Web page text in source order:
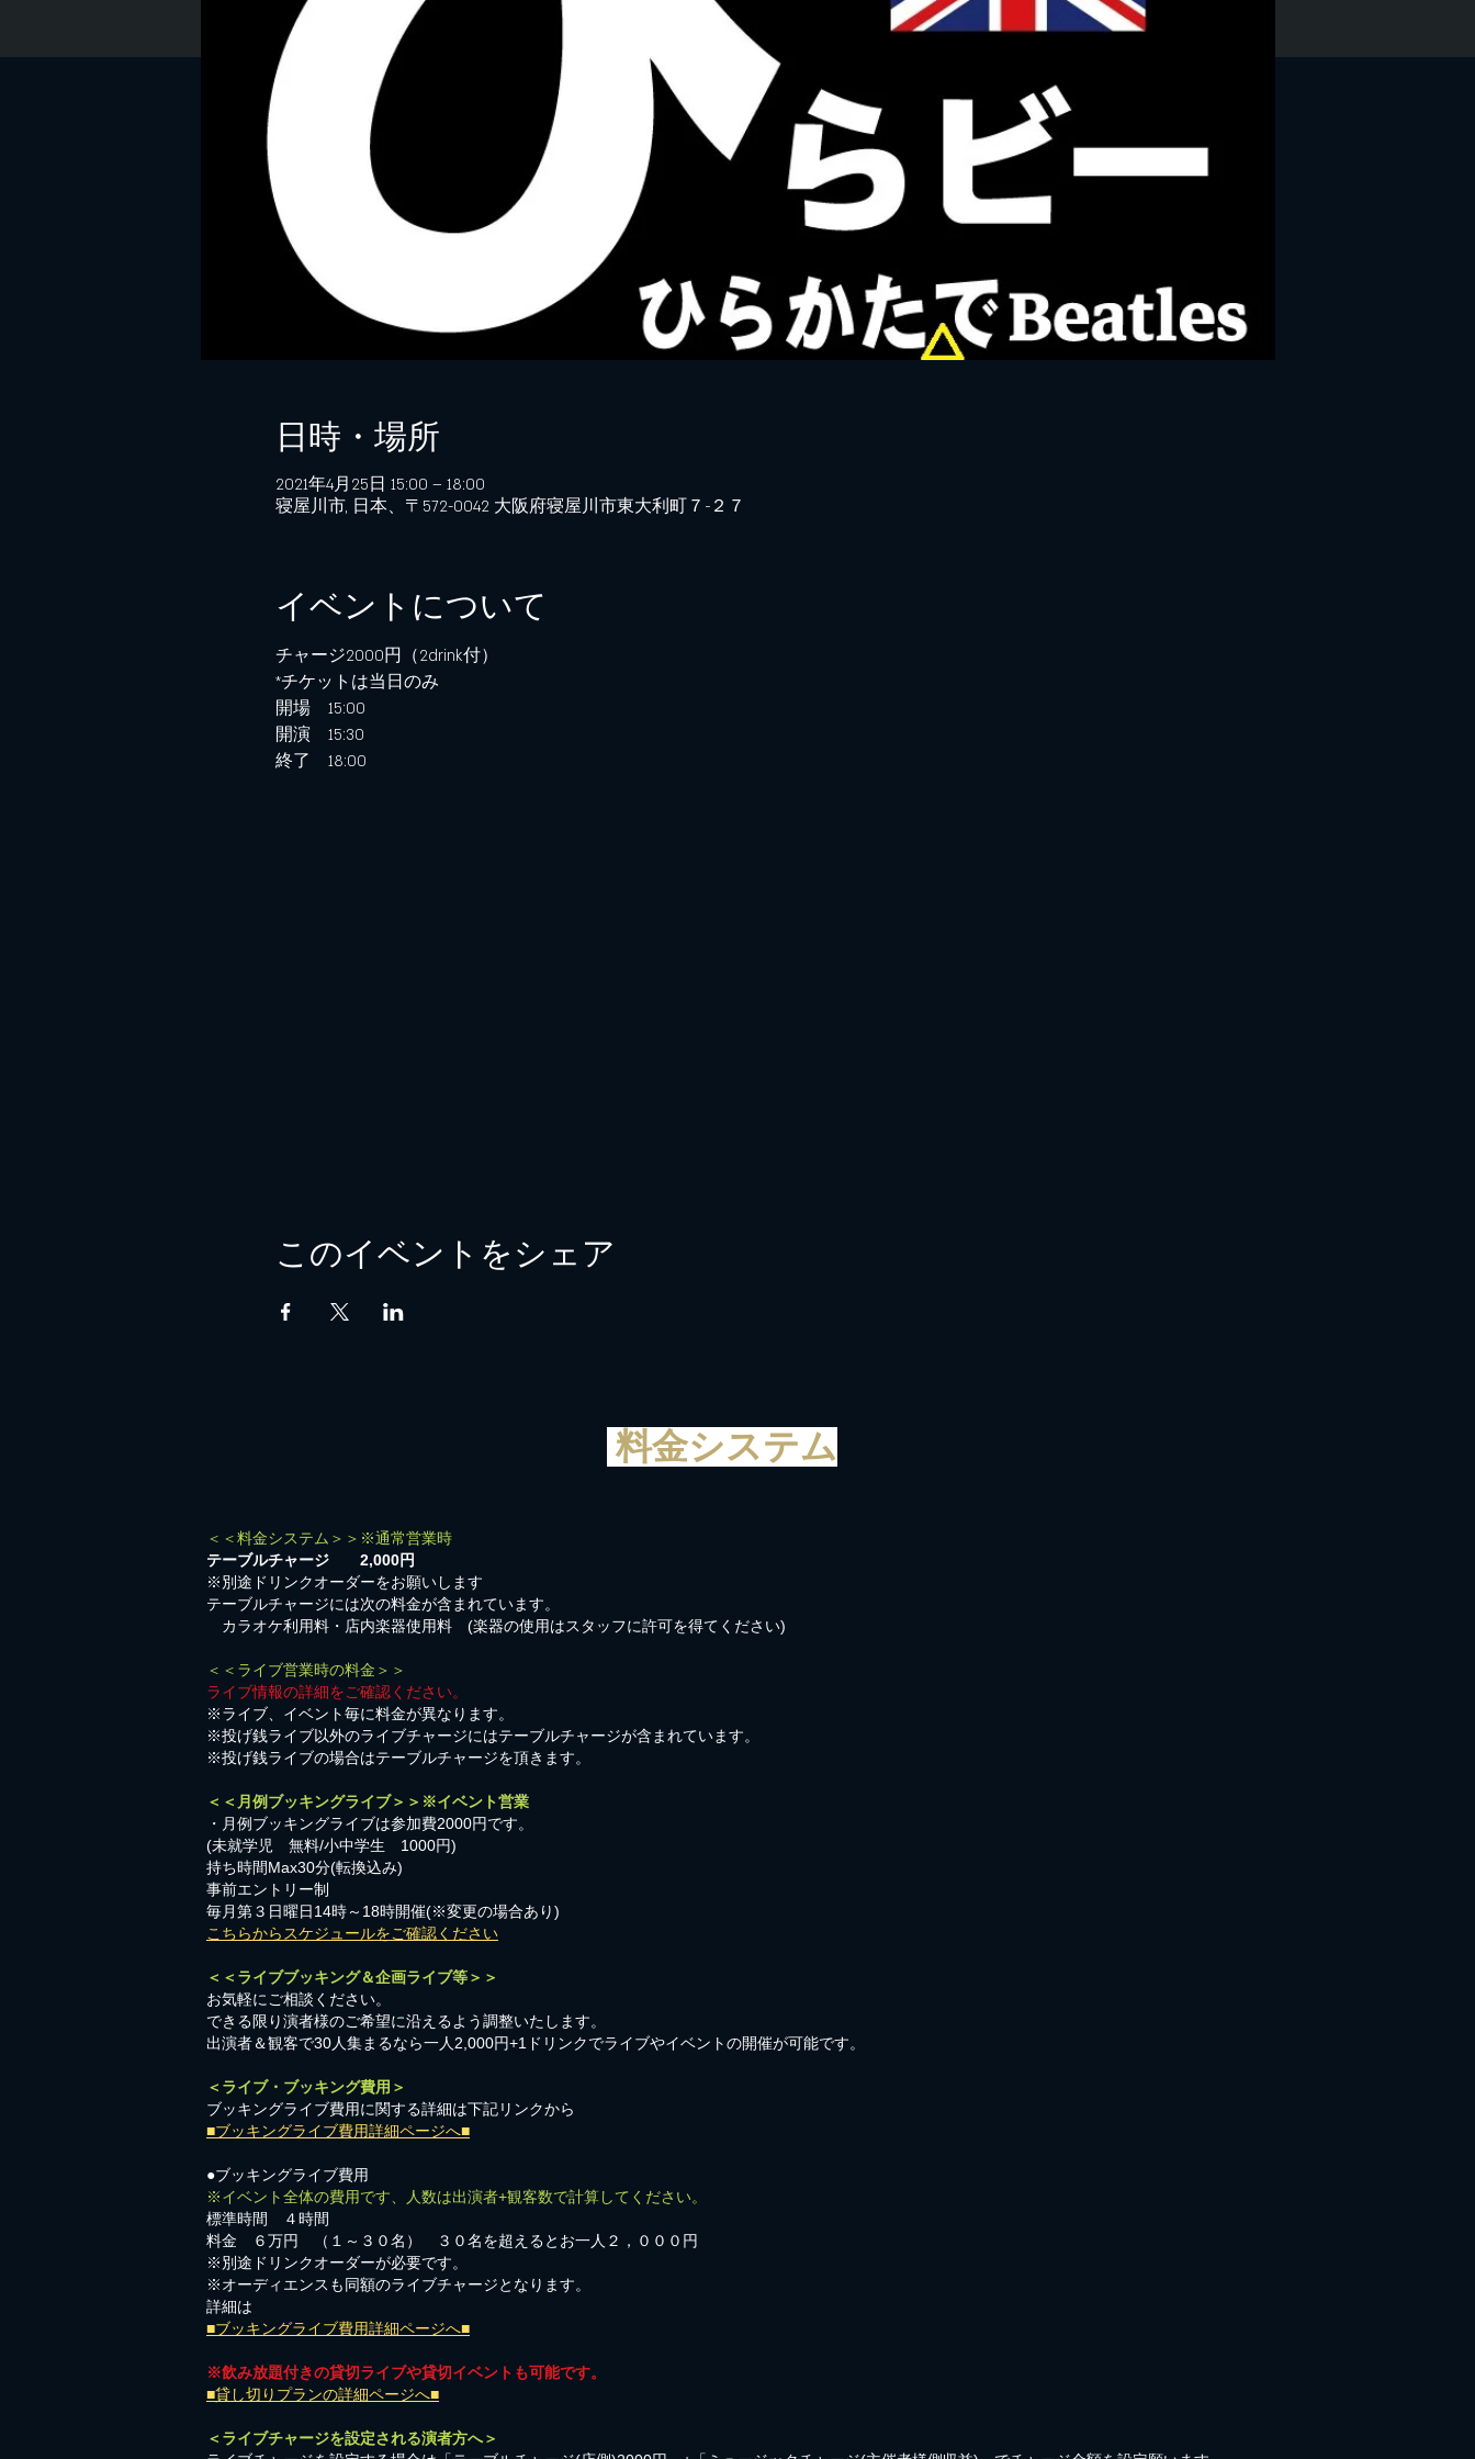
日時・場所
2021年4月25日 15:00 – 18:00
寝屋川市, 日本、〒572-0042 大阪府寝屋川市東大利町７−２７
イベントについて
チャージ2000円（2drink付）
*チケットは当日のみ
開場　15:00
開演　15:30
終了　18:00
このイベントをシェア
料金システム
＜＜料金システム＞＞※通常営業時
テーブルチャージ 2,000円
※別途ドリンクオーダーをお願いします
テーブルチャージには次の料金が含まれています。
カラオケ利用料・店内楽器使用料 (楽器の使用はスタッフに許可を得てください)
＜＜ライブ営業時の料金＞＞
ライブ情報の詳細をご確認ください。
※ライブ、イベント毎に料金が異なります。
※投げ銭ライブ以外のライブチャージにはテーブルチャージが含まれています。
※投げ銭ライブの場合はテーブルチャージを頂きます。
＜＜月例ブッキングライブ＞＞※イベント営業
・月例ブッキングライブは参加費2000円です。
​(未就学児 無料/小中学生 1000円)
持ち時間Max30分(転換込み)
事前エントリー制
毎月第３日曜日14時～18時開催(※変更の場合あり)
こちらからスケジュールをご確認ください
＜＜ライブブッキング＆企画ライブ等＞＞
お気軽にご相談ください。​
​できる限り演者様のご希望に沿えるよう調整いたします。
出演者＆観客で30人集まるなら一人2,000円+1ドリンクでライブやイベントの開催が可能です。
＜ライブ・ブッキング費用＞
ブッキングライブ費用に関する詳細は下記リンクから
■ブッキングライブ費用詳細ページへ■
●ブッキングライブ費用
※イベント全体の費用です、人数は出演者+観客数で計算してください。
標準時間 ４時間
料金 ６万円 （１～３０名） ３０名を超えるとお一人２，０００円
※別途ドリンクオーダーが必要です。
※オーディエンスも同額のライブチャージとなります。
詳細は
■ブッキングライブ費用詳細ページへ■
※飲み放題付きの貸切ライブや貸切イベントも可能です。
■貸し切りプランの詳細ページへ■
＜ライブチャージを設定される演者方へ＞